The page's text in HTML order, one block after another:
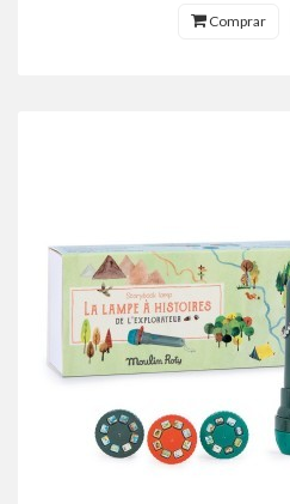
Comprar